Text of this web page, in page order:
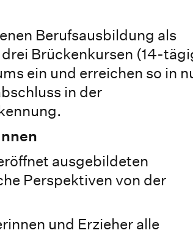
Berufsausbildung als
Brückenkursen (14-
ein und erreichen so in
in der
ausgebildeten
Perspektiven von der
und Erzieher alle